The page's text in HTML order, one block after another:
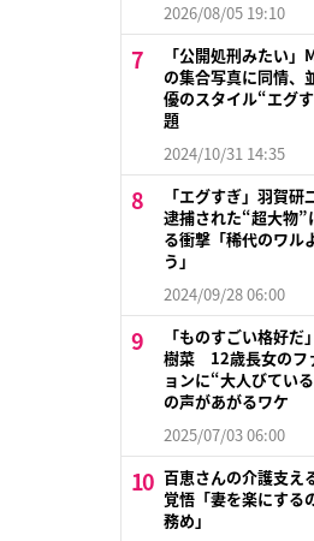
2026/08/05 19:10
「公開処刑みたい」
の集合写真に同情、
優のスタイル“エグ
題
2024/10/31 14:35
「エグすぎ」羽賀研
逮捕された“超大物”
る衝撃「稀代のワル
う」
2024/09/28 06:00
「ものすごい格好だ
樹菜 12歳長女のフ
ョンに“大人びてい
の声があがるワケ
2025/07/03 06:00
百恵さんの介護支え
覚悟「妻を楽にする
務め」